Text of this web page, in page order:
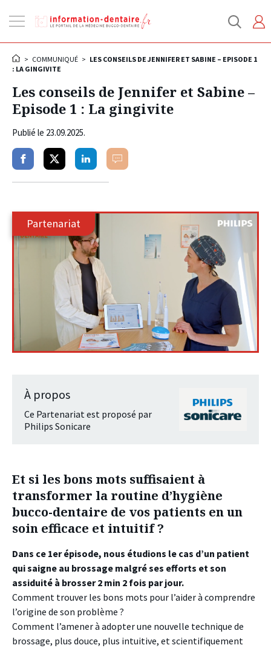
la
> COMMUNIQUÉ > LES CONSEILS DE JENNIFER ET SABINE – EPISODE 1
: LA GINGIVITE
Les conseils de Jennifer et Sabine –
Episode 1 : La gingivite
Publié le 23.09.2025.
PartagerPartagerPartagerCommenter
Partenariat
À propos
Ce Partenariat est proposé par
Philips Sonicare
Et si les bons mots suffisaient à
transformer la routine d’hygiène
bucco-dentaire de vos patients en un
soin efficace et intuitif ?
Dans ce 1er épisode, nous étudions le cas d’un patient
qui saigne au brossage malgré ses efforts et son
assiduité à brosser 2 min 2 fois par jour.
Comment trouver les bons mots pour l’aider à comprendre
l’origine de son problème ?
Comment l’amener à adopter une nouvelle technique de
brossage, plus douce, plus intuitive, et scientifiquement